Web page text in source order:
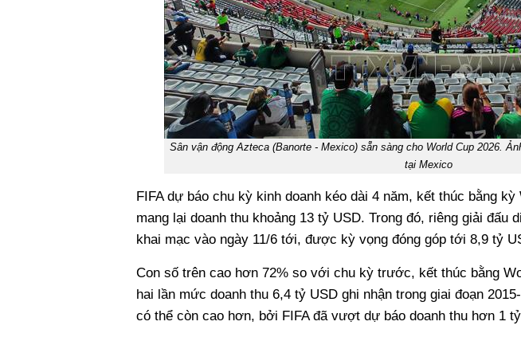
Sân vận động Azteca (Banorte - Mexico) sẵn sàng cho World Cup 2026.
tại Mexico
FIFA dự báo chu kỳ kinh doanh kéo dài 4 năm, kết thúc bằng
mang lại doanh thu khoảng 13 tỷ USD. Trong đó, riêng giải đấu
khai mạc vào ngày 11/6 tới, được kỳ vọng đóng góp tới 8,9 tỷ
Con số trên cao hơn 72% so với chu kỳ trước, kết thúc bằng
hai lần mức doanh thu 6,4 tỷ USD ghi nhận trong giai đoạn
có thể còn cao hơn, bởi FIFA đã vượt dự báo doanh thu hơn 1